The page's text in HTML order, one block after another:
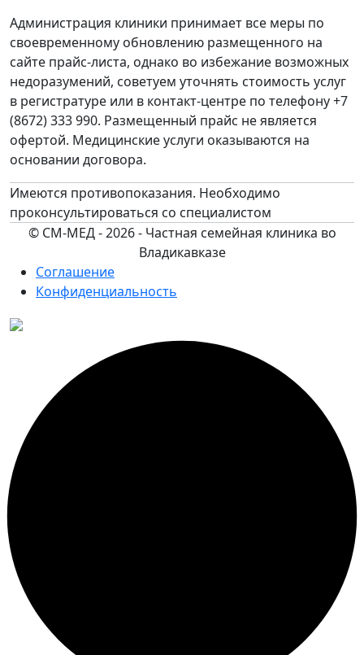
Администрация клиники принимает все меры по
своевременному обновлению размещенного на
сайте прайс-листа, однако во избежание возможных
недоразумений, советуем уточнять стоимость услуг
в регистратуре или в контакт-центре по телефону +7
(8672) 333 990. Размещенный прайс не является
офертой. Медицинские услуги оказываются на
основании договора.
Имеются противопоказания. Необходимо
проконсультироваться со специалистом
© СМ-МЕД - 2026 - Частная семейная клиника во
Владикавказе
Соглашение
Конфиденциальность